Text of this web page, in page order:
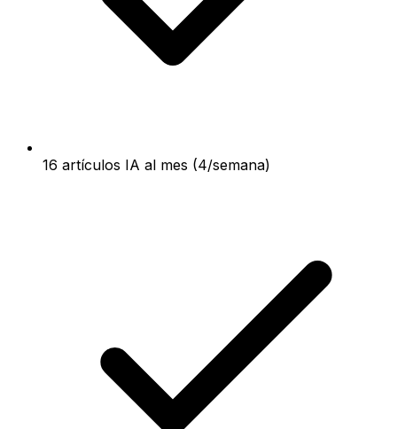
16 artículos IA al mes (4/semana)